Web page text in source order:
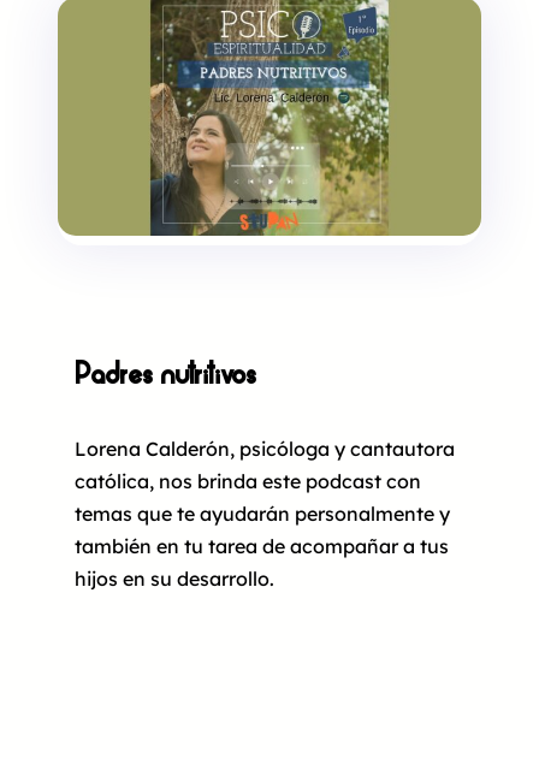
Padres nutritivos
Lorena Calderón, psicóloga y cantautora
católica, nos brinda este podcast con
temas que te ayudarán personalmente y
también en tu tarea de acompañar a tus
hijos en su desarrollo.